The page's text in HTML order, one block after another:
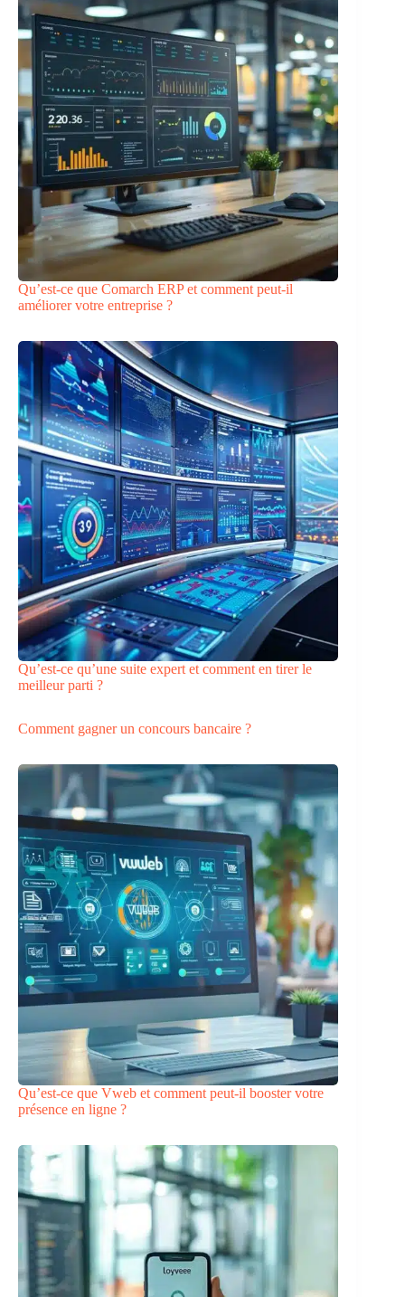
Qu’est-ce que Comarch ERP et comment peut-il
améliorer votre entreprise ?
Qu’est-ce qu’une suite expert et comment en tirer le
meilleur parti ?
Comment gagner un concours bancaire ?
Qu’est-ce que Vweb et comment peut-il booster votre
présence en ligne ?